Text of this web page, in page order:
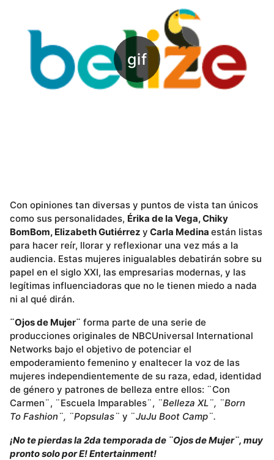
Con opiniones tan diversas y puntos de vista tan únicos
como sus personalidades, Érika de la Vega, Chiky
BomBom, Elizabeth Gutiérrez y Carla Medina están listas
para hacer reír, llorar y reflexionar una vez más a la
audiencia. Estas mujeres inigualables debatirán sobre su
papel en el siglo XXI, las empresarias modernas, y las
legítimas influenciadoras que no le tienen miedo a nada
ni al qué dirán.
¨Ojos de Mujer¨ forma parte de una serie de
producciones originales de NBCUniversal International
Networks bajo el objetivo de potenciar el
empoderamiento femenino y enaltecer la voz de las
mujeres independientemente de su raza, edad, identidad
de género y patrones de belleza entre ellos: ¨Con
Carmen¨, ¨Escuela Imparables¨, ¨Belleza XL¨, ¨Born
To Fashion¨, ¨Popsulas¨ y ¨JuJu Boot Camp¨.
¡No te pierdas la 2da temporada de ¨Ojos de Mujer¨, muy
pronto solo por E! Entertainment!